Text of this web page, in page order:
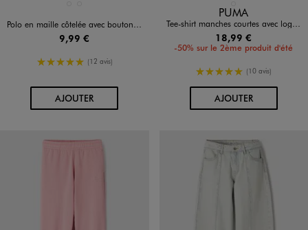
Polo en maille côtelée avec boutons fantaisie fille
9,99 €
5/5 de moyenne
(12 avis)
AJOUTERAU PANIER
Disponible en 1 coloris
PUMA
Tee-shirt manches courtes avec logo poitrine fille - Puma
18,99 €
-50% sur le 2ème produit d'été
5/5 de moyenne
(10 avis)
AJOUTERAU PANIER